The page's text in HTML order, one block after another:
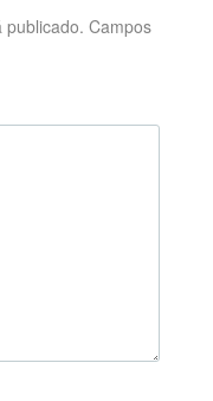
publicado. Campos